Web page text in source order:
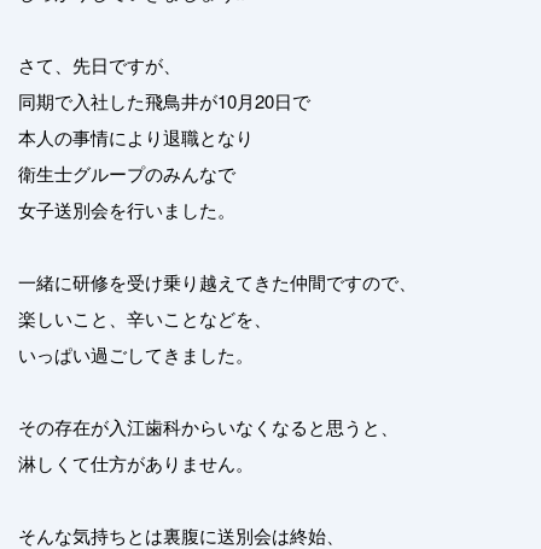
さて、先日ですが、
同期で入社した飛鳥井が10月20日で
本人の事情により退職となり
衛生士グループのみんなで
女子送別会を行いました。
一緒に研修を受け乗り越えてきた仲間ですので、
楽しいこと、辛いことなどを、
いっぱい過ごしてきました。
その存在が入江歯科からいなくなると思うと、
淋しくて仕方がありません。
そんな気持ちとは裏腹に送別会は終始、